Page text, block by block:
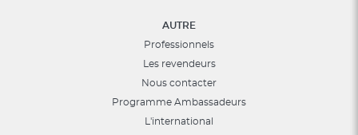
AUTRE
Professionnels
Les revendeurs
Nous contacter
Programme Ambassadeurs
L'international